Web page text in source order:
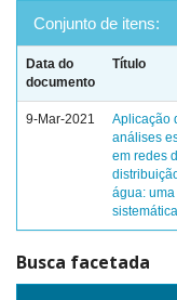
Conjunto de itens:
Data do
documento
Título
9-Mar-2021
Aplicação
análises
em redes
água:
Busca facetada